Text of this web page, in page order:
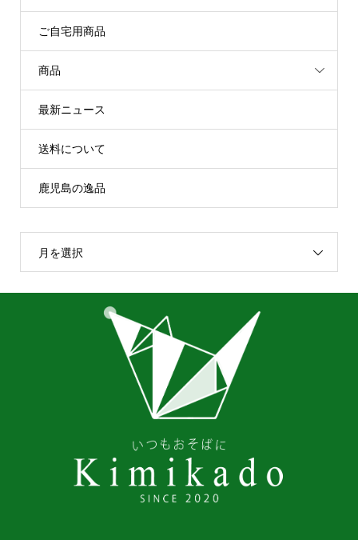
ご自宅用商品
商品
最新ニュース
送料について
鹿児島の逸品
月を選択